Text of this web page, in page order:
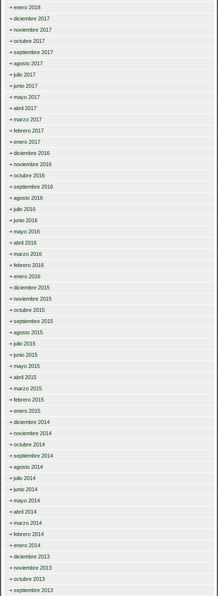
enero 2018
diciembre 2017
noviembre 2017
octubre 2017
septiembre 2017
agosto 2017
julio 2017
junio 2017
mayo 2017
abril 2017
marzo 2017
febrero 2017
enero 2017
diciembre 2016
noviembre 2016
octubre 2016
septiembre 2016
agosto 2016
julio 2016
junio 2016
mayo 2016
abril 2016
marzo 2016
febrero 2016
enero 2016
diciembre 2015
noviembre 2015
octubre 2015
septiembre 2015
agosto 2015
julio 2015
junio 2015
mayo 2015
abril 2015
marzo 2015
febrero 2015
enero 2015
diciembre 2014
noviembre 2014
octubre 2014
septiembre 2014
agosto 2014
julio 2014
junio 2014
mayo 2014
abril 2014
marzo 2014
febrero 2014
enero 2014
diciembre 2013
noviembre 2013
octubre 2013
septiembre 2013